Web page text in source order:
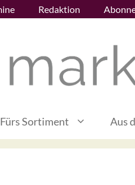
Redaktion
Fürs Sortiment Aus